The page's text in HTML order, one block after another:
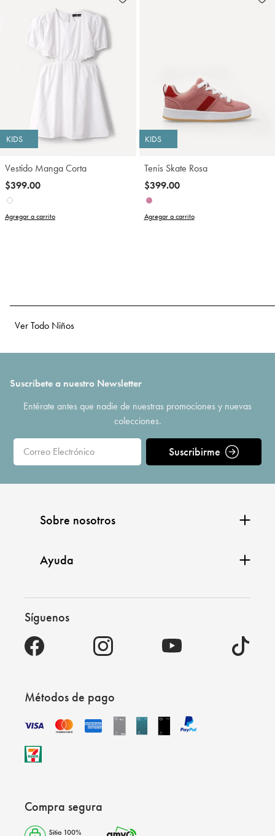
KIDS
Vestido Manga Corta
$399.00
Agregar a carrito
KIDS
Tenis Skate Rosa
$399.00
Agregar a carrito
Ver Todo Niños
Suscríbete a nuestro Newsletter
Entérate antes que nadie de nuestras promociones y nuevas
colecciones.
Suscribirme
Sobre nosotros
Ayuda
Síguenos
Métodos de pago
Compra segura